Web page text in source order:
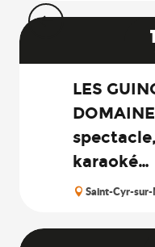
LES
karaoké…
Saint-Cyr-